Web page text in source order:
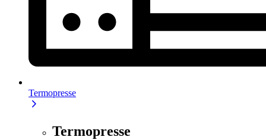
Termopresse
Termopresse